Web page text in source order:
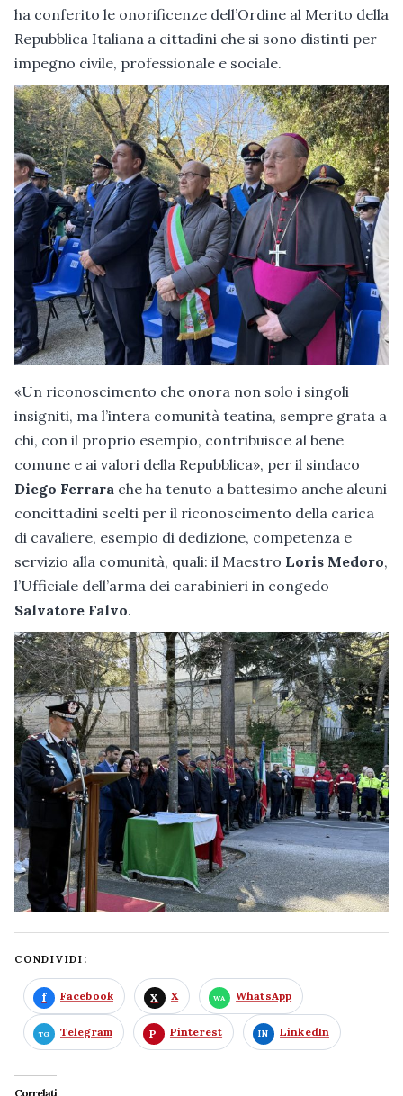
ha conferito le onorificenze dell’Ordine al Merito della
Repubblica Italiana a cittadini che si sono distinti per
impegno civile, professionale e sociale.
«Un riconoscimento che onora non solo i singoli
insigniti, ma l’intera comunità teatina, sempre grata a
chi, con il proprio esempio, contribuisce al bene
comune e ai valori della Repubblica», per il sindaco
Diego Ferrara che ha tenuto a battesimo anche alcuni
concittadini scelti per il riconoscimento della carica
di cavaliere, esempio di dedizione, competenza e
servizio alla comunità, quali: il Maestro Loris Medoro,
l’Ufficiale dell’arma dei carabinieri in congedo
Salvatore Falvo.
CONDIVIDI:
Facebook X WhatsApp
Telegram Pinterest LinkedIn
Correlati